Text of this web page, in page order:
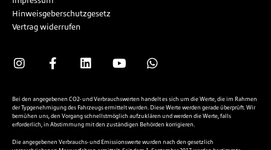
Hinweisgeberschutzgesetz
Vertrag widerrufen
Bei den angegebenen CO2- und Verbrauchswerten handelt es sich um die Werte, die im Rahmen
der Typgenehmigung des Fahrzeugs ermittelt wurden. Diese Werte werden gerade überprüft. Wir
bemühen uns, den Vorgang schnellstmöglich aufzuklären und werden die Werte, falls
erforderlich, in Abstimmung mit den zuständigen Behörden korrigieren.
Die angegebenen Verbrauchs- und Emissionswerte wurden nach den gesetzlich